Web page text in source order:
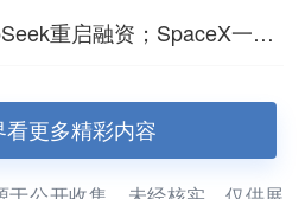
重启融资；SpaceX一夜
更多精彩内容